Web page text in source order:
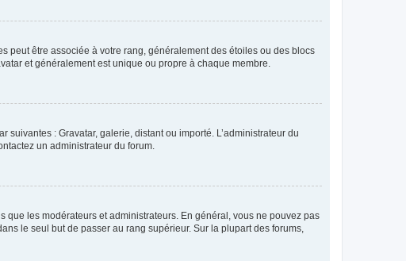
peut être associée à votre rang, généralement des étoiles ou des blocs
et généralement est unique ou propre à chaque membre.
suivantes : Gravatar, galerie, distant ou importé. L’administrateur du
un administrateur du forum.
que les modérateurs et administrateurs. En général, vous ne pouvez pas
le seul but de passer au rang supérieur. Sur la plupart des forums,